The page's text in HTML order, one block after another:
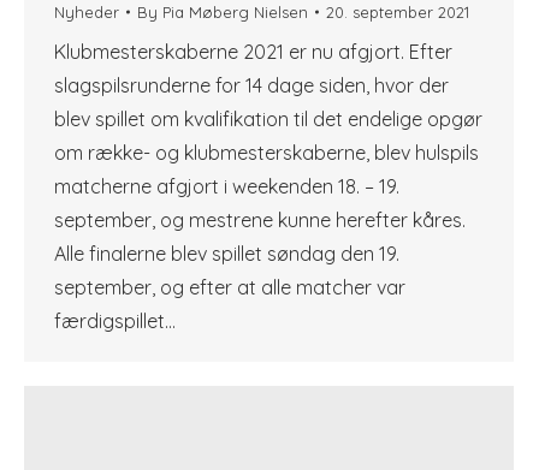
Nyheder By Pia Møberg Nielsen 20. september 2021
Klubmesterskaberne 2021 er nu afgjort. Efter
slagspilsrunderne for 14 dage siden, hvor der
blev spillet om kvalifikation til det endelige opgør
om række- og klubmesterskaberne, blev hulspils
matcherne afgjort i weekenden 18. – 19.
september, og mestrene kunne herefter kåres.
Alle finalerne blev spillet søndag den 19.
september, og efter at alle matcher var
færdigspillet…